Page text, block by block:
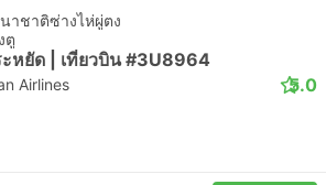
าชาติซ่างไห่ผู่ตง
ตู
หยัด | เที่ยวบิน #3U8964
Airlines 5.0